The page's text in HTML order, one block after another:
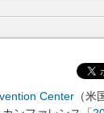
Center （